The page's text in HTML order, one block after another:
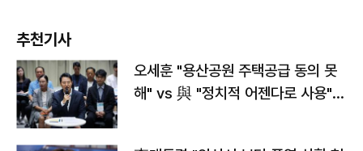
추천기사
오세훈 "용산공원 주택공급 동의 못
해" vs 與 "정치적 어젠다로 사용"